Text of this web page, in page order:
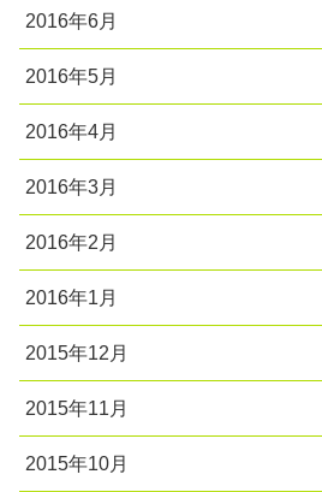
2016年6月
2016年5月
2016年4月
2016年3月
2016年2月
2016年1月
2015年12月
2015年11月
2015年10月